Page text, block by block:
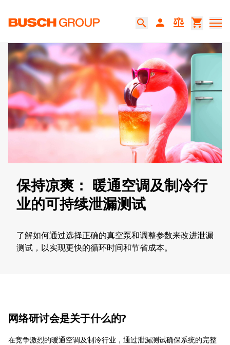
search person balance shopping_cart
​保持凉爽： 暖通空调及制冷行
业的可持续泄漏测试
了解如何通过选择正确的真空泵和调整参数来改进泄漏
测试，以实现更快的循环时间和节省成本。
网络研讨会是关于什么的?
​​​在竞争激烈的暖通空调及制冷行业，通过泄漏测试确保系统的完整